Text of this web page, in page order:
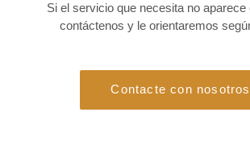
Si el servicio que necesita no aparece
contáctenos y le orientaremos
Contacte con nosotros